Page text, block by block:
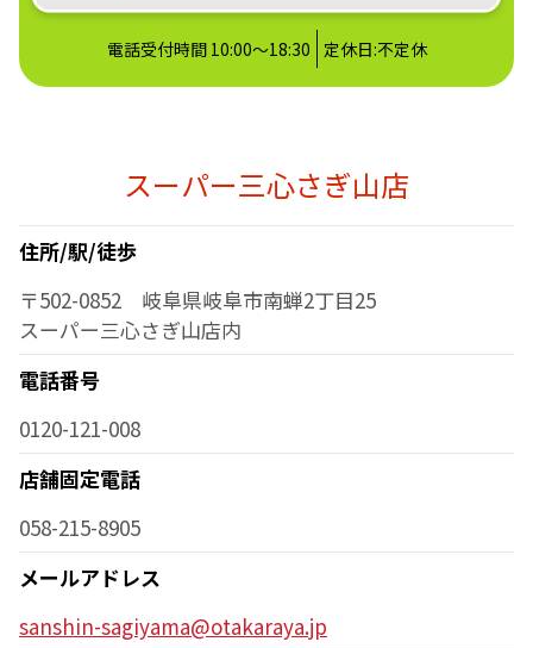
電話受付時間 10:00～18:30 定休日:不定休
スーパー三心さぎ山店
住所/駅/徒歩
〒502-0852 岐阜県岐阜市南蝉2丁目25
スーパー三心さぎ山店内
電話番号
0120-121-008
店舗固定電話
058-215-8905
メールアドレス
sanshin-sagiyama@otakaraya.jp